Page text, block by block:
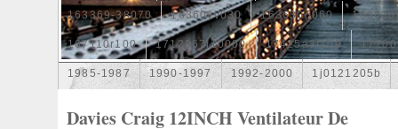
163369-38070 16360yv030 163630g060
167110r100 1712067j10000 17425a3f109
1985-1987 1990-1997 1992-2000 1j0121205b
Davies Craig 12INCH Ventilateur De